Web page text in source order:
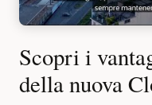
Scopri i
della nuova